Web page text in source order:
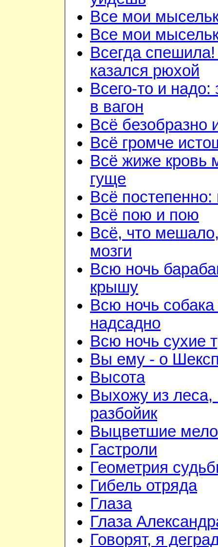
Все мои
Все мои
Всегда
казался рюхой
Всего-то и надо:
в вагон
Всё безобразно
Всё громче
Всё жиже кровь
гуще
Всё постепенно:
Всё пою и пою
Всё, что
мозги
Всю ночь
крышу
Всю ночь
надсадно
Всю ночь сухие
Вы ему - о
Высота
Выхожу из леса,
разбойик
Выцветшие
Гастроли
Геометрия
Гибель отряда
Глаза
Глаза
Говорят, я